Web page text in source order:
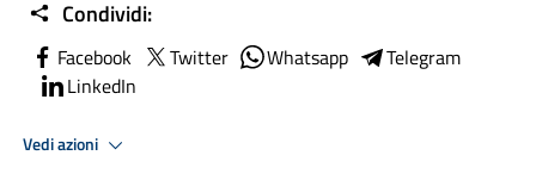
Condividi:
Facebook Twitter Whatsapp
Telegram
LinkedIn
Vedi azioni